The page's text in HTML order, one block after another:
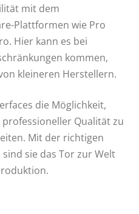
mit dem
Plattformen wie Pro
Hier kann es bei
kommen,
kleineren Herstellern.
die Möglichkeit,
Qualität zu
Mit der richtigen
sie das Tor zur Welt